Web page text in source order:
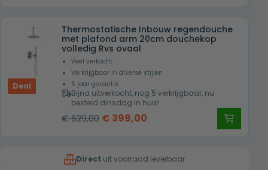
was:
€ 599,00.
is:
€ 389,00.
Thermostatische Inbouw regendouche
met plafond arm 20cm douchekop
volledig Rvs ovaal
Veel verkocht
Verkrijgbaar in diverse stijlen
5 jaar garantie
Bijna uitverkocht, nog 5 verkrijgbaar, nu
besteld dinsdag in huis!
€629,00 Oorspronkelijke
€ 629,00.
€ 399,00
€ 399,00.
Deal
Direct uit voorraad leverbaar